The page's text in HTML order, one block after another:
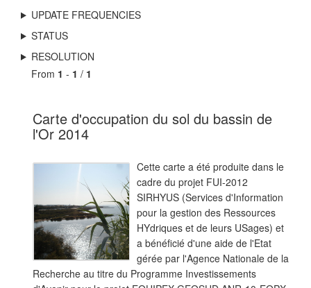
UPDATE FREQUENCIES
STATUS
RESOLUTION
From 1 - 1 / 1
Carte d'occupation du sol du bassin de
l'Or 2014
Cette carte a été produite dans le
cadre du projet FUI-2012
SIRHYUS (Services d'Information
pour la gestion des Ressources
HYdriques et de leurs USages) et
a bénéficié d'une aide de l'Etat
gérée par l'Agence Nationale de la
Recherche au titre du Programme Investissements